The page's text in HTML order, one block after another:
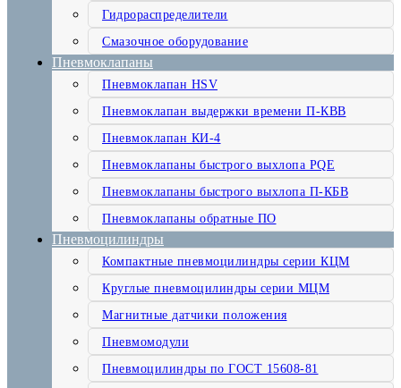
Гидрораспределители
Смазочное оборудование
Пневмоклапаны
Пневмоклапан HSV
Пневмоклапан выдержки времени П-КВВ
Пневмоклапан КИ-4
Пневмоклапаны быстрого выхлопа PQE
Пневмоклапаны быстрого выхлопа П-КБВ
Пневмоклапаны обратные ПО
Пневмоцилиндры
Компактные пневмоцилиндры серии КЦМ
Круглые пневмоцилиндры серии МЦМ
Магнитные датчики положения
Пневмомодули
Пневмоцилиндры по ГОСТ 15608-81